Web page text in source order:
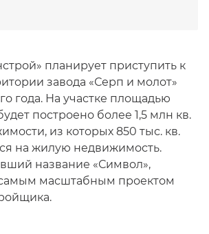
планирует приступить к
завода «Серп и молот»
года. На участке площадью
построено более 1,5 млн кв.
из которых 850 тыс. кв.
на жилую недвижимость.
название «Символ»,
масштабным проектом